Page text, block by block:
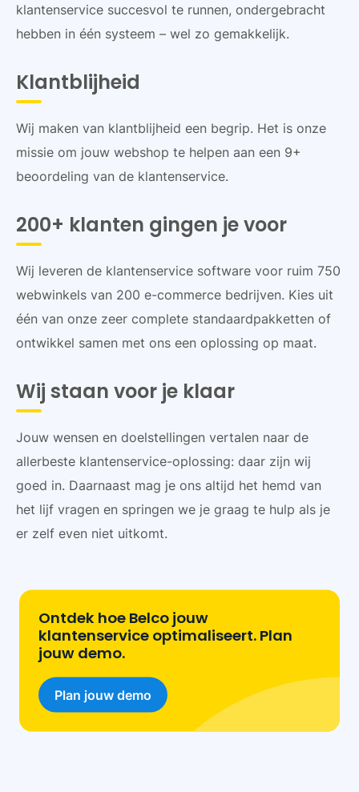
klantenservice succesvol te runnen, ondergebracht
hebben in één systeem – wel zo gemakkelijk.
Klantblijheid
Wij maken van klantblijheid een begrip. Het is onze
missie om jouw webshop te helpen aan een 9+
beoordeling van de klantenservice.
200+ klanten gingen je voor
Wij leveren de klantenservice software voor ruim 750
webwinkels van 200 e-commerce bedrijven. Kies uit
één van onze zeer complete standaardpakketten of
ontwikkel samen met ons een oplossing op maat.
Wij staan voor je klaar
Jouw wensen en doelstellingen vertalen naar de
allerbeste klantenservice-oplossing: daar zijn wij
goed in. Daarnaast mag je ons altijd het hemd van
het lijf vragen en springen we je graag te hulp als je
er zelf even niet uitkomt.
Ontdek hoe Belco jouw
klantenservice optimaliseert. Plan
jouw demo.
Plan jouw demo